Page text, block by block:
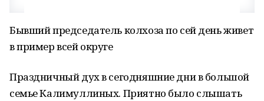
Бывший председатель колхоза по сей день живет
в пример всей округе
Праздничный дух в сегодняшние дни в большой
семье Калимуллиных. Приятно было слышать